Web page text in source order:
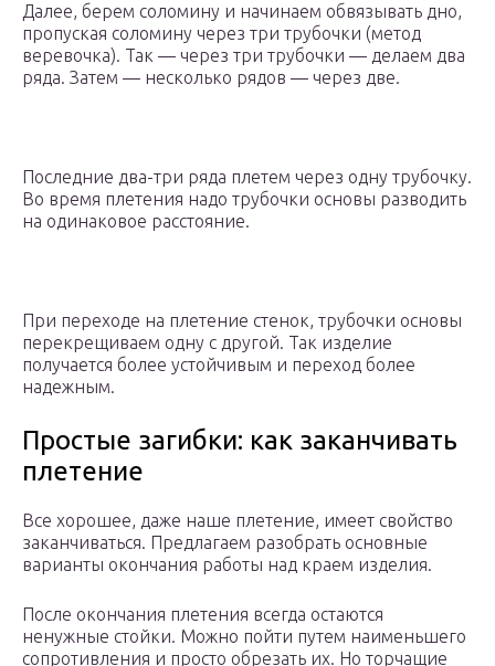
Далее, берем соломину и начинаем обвязывать дно,
пропуская соломину через три трубочки (метод
веревочка). Так — через три трубочки — делаем два
ряда. Затем — несколько рядов — через две.
Последние два-три ряда плетем через одну трубочку.
Во время плетения надо трубочки основы разводить
на одинаковое расстояние.
При переходе на плетение стенок, трубочки основы
перекрещиваем одну с другой. Так изделие
получается более устойчивым и переход более
надежным.
Простые загибки: как заканчивать
плетение
Все хорошее, даже наше плетение, имеет свойство
заканчиваться. Предлагаем разобрать основные
варианты окончания работы над краем изделия.
После окончания плетения всегда остаются
ненужные стойки. Можно пойти путем наименьшего
сопротивления и просто обрезать их. Но торчащие